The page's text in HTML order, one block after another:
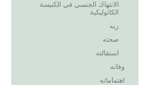
الانتهاك الجنسي في الكنيسة
الكاثوليكية
زيه
صحته
استقالته
وفاته
اهتماماته